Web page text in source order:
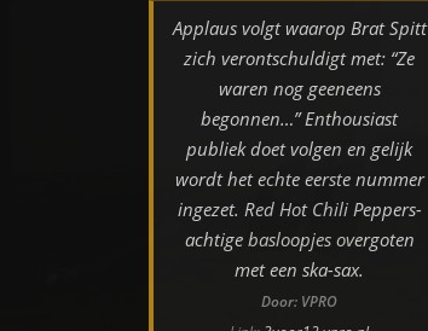
Applaus volgt waarop Brat Spitt
zich verontschuldigt met: “Ze
waren nog geeneens
begonnen…” Enthousiast
publiek doet volgen en gelijk
wordt het echte eerste nummer
ingezet. Red Hot Chili Peppers-
achtige basloopjes overgoten
met een ska-sax.
Door: VPRO